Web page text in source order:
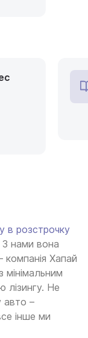
в розстрочку
З нами вона
Хапай
Не
авто –
інше ми